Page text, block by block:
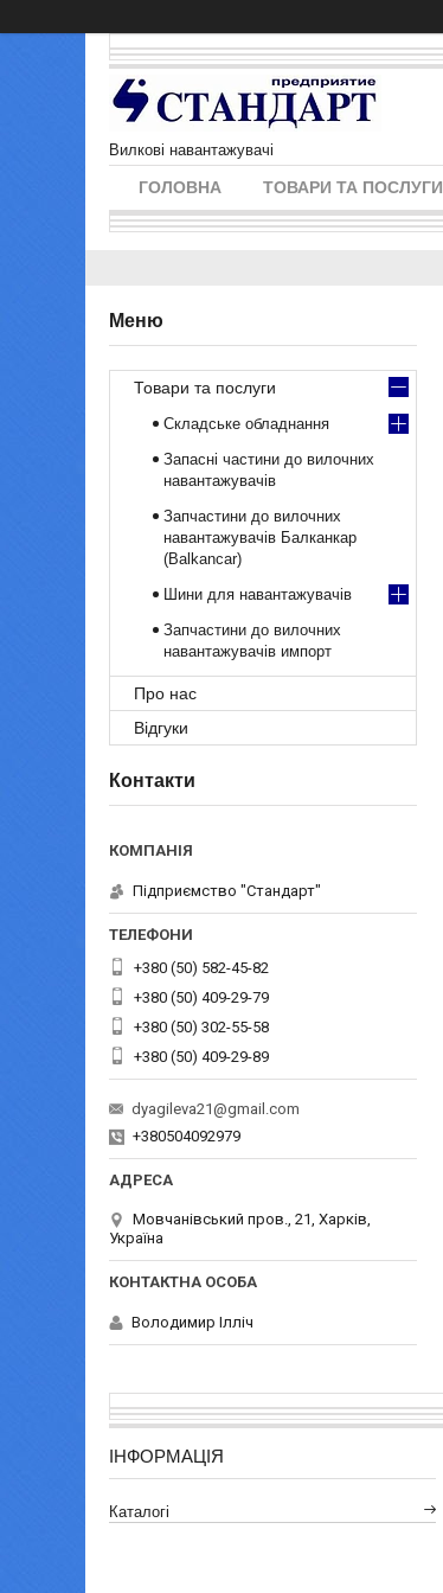
Вилкові навантажувачі
ГОЛОВНА ТОВАРИ ТА ПОСЛУГИ
Товари та послуги
Складське обладнання
Запасні частини до вилочних
навантажувачів
Запчастини до вилочних
навантажувачів Балканкар
(Balkancar)
Шини для навантажувачів
Запчастини до вилочних
навантажувачів импорт
Про нас
Відгуки
Контакти
Підприємство "Стандарт"
+380 (50) 582-45-82
+380 (50) 409-29-79
+380 (50) 302-55-58
+380 (50) 409-29-89
dyagileva21@gmail.com
+380504092979
Мовчанівський пров., 21, Харків,
Україна
Володимир Ілліч
ІНФОРМАЦІЯ
Каталогі